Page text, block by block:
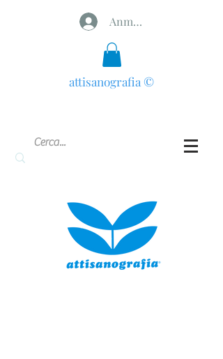
Anmelden
attisanografia ©